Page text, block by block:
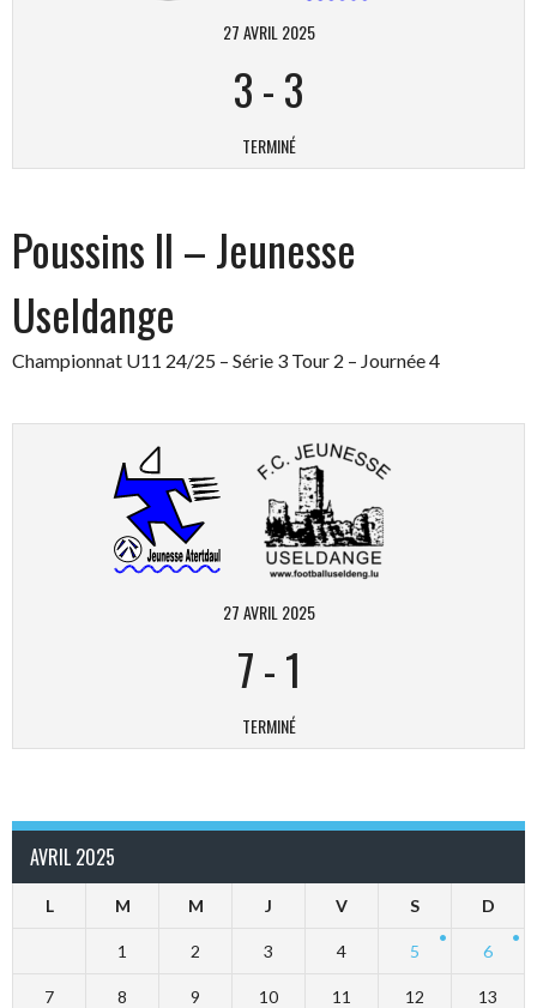
27 AVRIL 2025
3-3
TERMINÉ
Poussins II – Jeunesse
Useldange
Championnat U11 24/25 – Série 3 Tour 2 – Journée 4
27 AVRIL 2025
7-1
TERMINÉ
AVRIL 2025
L M M J V S D
1 2 3 4 5 6
7 8 9 10 11 12 13